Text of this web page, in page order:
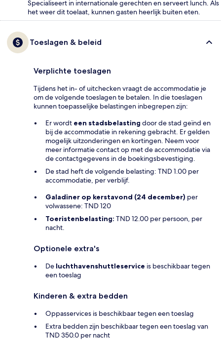
Specialiseert in internationale gerechten en serveert lunch. Als
het weer dit toelaat, kunnen gasten heerlijk buiten eten.
Toeslagen & beleid
Verplichte toeslagen
Tijdens het in- of uitchecken vraagt de accommodatie je
om de volgende toeslagen te betalen. In die toeslagen
kunnen toepasselijke belastingen inbegrepen zijn:
Er wordt een stadsbelasting door de stad geïnd en
bij de accommodatie in rekening gebracht. Er gelden
mogelijk uitzonderingen en kortingen. Neem voor
meer informatie contact op met de accommodatie via
de contactgegevens in de boekingsbevestiging.
De stad heft de volgende belasting: TND 1.00 per
accommodatie, per verblijf.
Galadiner op kerstavond (24 december) per
volwassene: TND 120
Toeristenbelasting: TND 12.00 per persoon, per
nacht.
Optionele extra's
De luchthavenshuttleservice is beschikbaar tegen
een toeslag
Kinderen & extra bedden
Oppasservices is beschikbaar tegen een toeslag
Extra bedden zijn beschikbaar tegen een toeslag van
TND 350.0 per nacht